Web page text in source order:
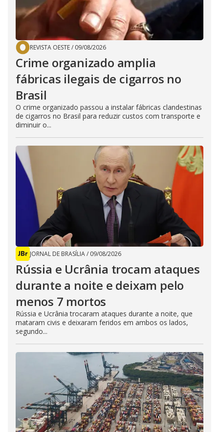
REVISTA OESTE/ 09/08/2026
Crime organizado amplia
fábricas ilegais de cigarros no
Brasil
O crime organizado passou a instalar fábricas clandestinas
de cigarros no Brasil para reduzir custos com transporte e
diminuir o...
JORNAL DE BRASÍLIA/ 09/08/2026
Rússia e Ucrânia trocam ataques
durante a noite e deixam pelo
menos 7 mortos
Rússia e Ucrânia trocaram ataques durante a noite, que
mataram civis e deixaram feridos em ambos os lados,
segundo...